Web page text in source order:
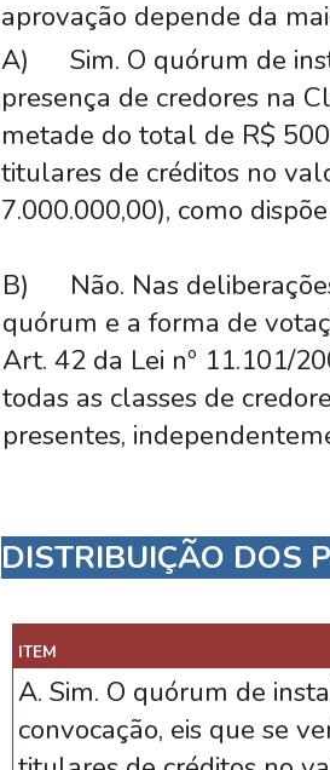
aprovação depende da
A)
Sim. O quórum de
presença de credores na
metade do total de R$
titulares de créditos no
7.000.000,00), como
B)
Não. Nas
quórum e a forma de
Art. 42 da Lei nº 11.101/
todas as classes de
presentes,
DISTRIBUIÇÃO DOS
ITEM
A. Sim. O quórum de
convocação, eis que se